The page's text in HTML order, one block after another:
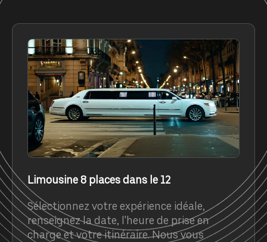
Limousine 8 places dans le 12
Sélectionnez votre expérience idéale,
renseignez la date, l'heure de prise en
charge et votre itinéraire. Nous vous